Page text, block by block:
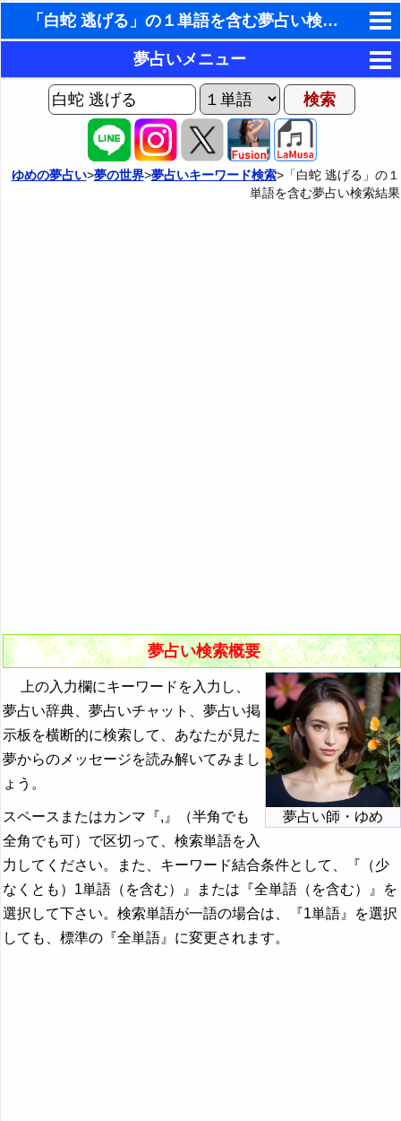
「白蛇 逃げる」の１単語を含む夢占い検索結果
東洋・西洋占星術
ホラリー占星術
手相占いで未来診断
タロットカードで無料占い
命名の姓名判断
夢占いメニュー
AIゆめの夢占いチャット
ヨセフの夢占い
夢占い掲示板
ゆめの夢占い>夢の世界>夢占いキーワード検索>「白蛇 逃げる」の１
単語を含む夢占い検索結果
夢占い検索概要
夢占い師・ゆめ
上の入力欄にキーワードを入力し、
夢占い辞典、夢占いチャット、夢占い掲
示板を横断的に検索して、あなたが見た
夢からのメッセージを読み解いてみまし
ょう。
スペースまたはカンマ『,』（半角でも
全角でも可）で区切って、検索単語を入
力してください。また、キーワード結合条件として、『（少
なくとも）1単語（を含む）』または『全単語（を含む）』を
選択して下さい。検索単語が一語の場合は、『1単語』を選択
しても、標準の『全単語』に変更されます。